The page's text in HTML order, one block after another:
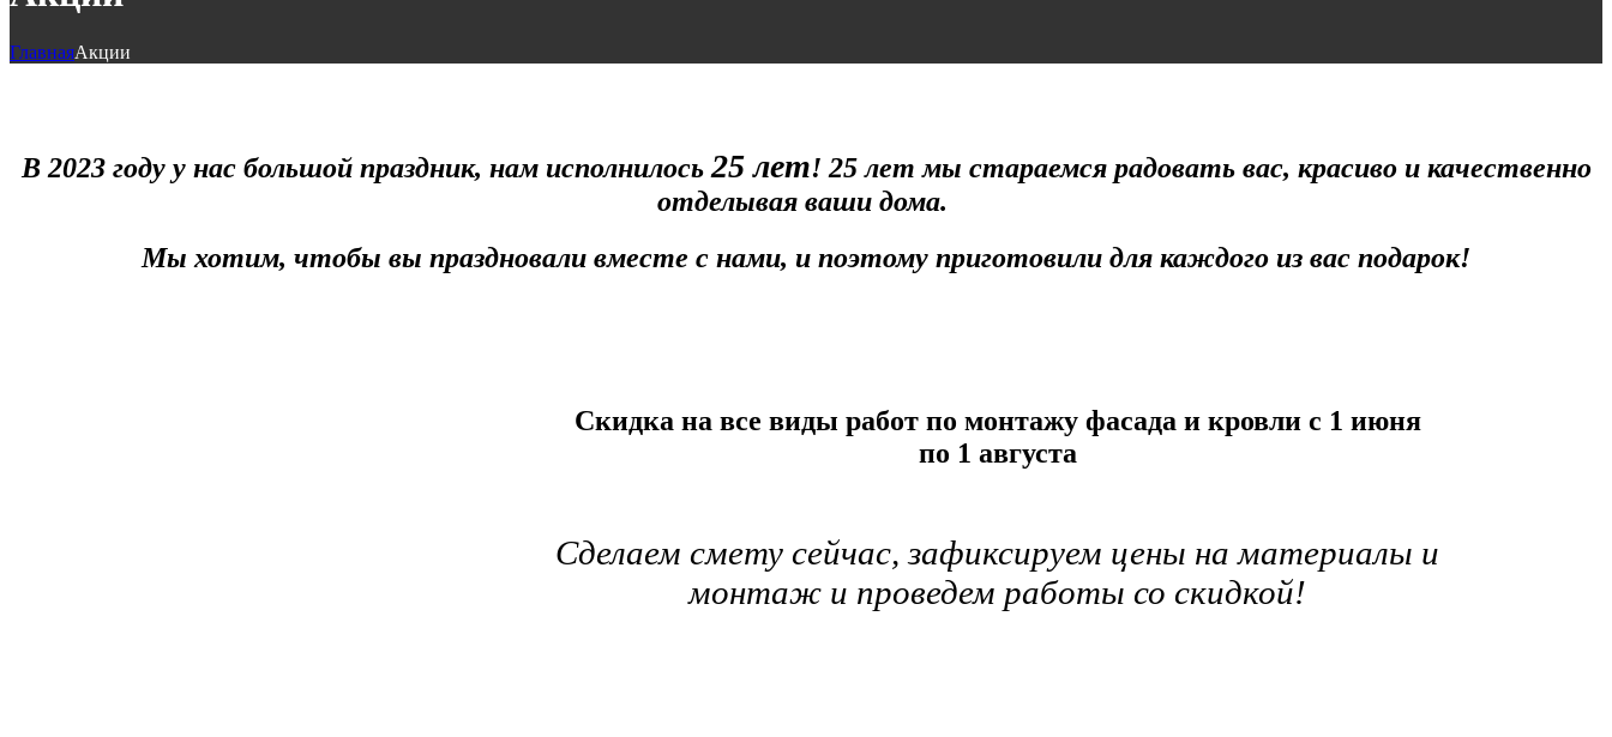
ГлавнаяАкции
В 2023 году у нас большой праздник, нам исполнилось 25 лет! 25 лет мы стараемся радовать вас, красиво и качественно
отделывая ваши дома.
Мы хотим, чтобы вы праздновали вместе с нами, и поэтому приготовили для каждого из вас подарок!
Скидка на все виды работ по монтажу фасада и кровли с 1 июня
по 1 августа
Сделаем смету сейчас, зафиксируем цены на материалы и
монтаж и проведем работы со скидкой!